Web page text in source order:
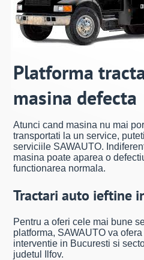
Platforma
masina defecta
Atunci cand masina nu mai
transportati la un service,
serviciile SAWAUTO.
masina poate aparea o
functionarea normala.
Tractari auto ieftine
Pentru a oferi cele mai bune
platforma, SAWAUTO va
interventie in Bucuresti si
judetul Ilfov.